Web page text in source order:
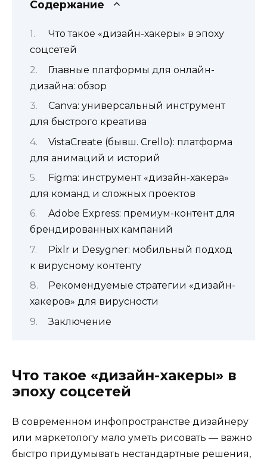
Содержание
Что такое «дизайн-хакеры» в эпоху
соцсетей
Главные платформы для онлайн-
дизайна: обзор
Canva: универсальный инструмент
для быстрого креатива
VistaCreate (бывш. Crello): платформа
для анимаций и историй
Figma: инструмент «дизайн-хакера»
для команд и сложных проектов
Adobe Express: премиум-контент для
брендированных кампаний
Pixlr и Desygner: мобильный подход
к вирусному контенту
Рекомендуемые стратегии «дизайн-
хакеров» для вирусности
Заключение
Что такое «дизайн-хакеры» в
эпоху соцсетей
В современном инфопространстве дизайнеру
или маркетологу мало уметь рисовать — важно
быстро придумывать нестандартные решения,